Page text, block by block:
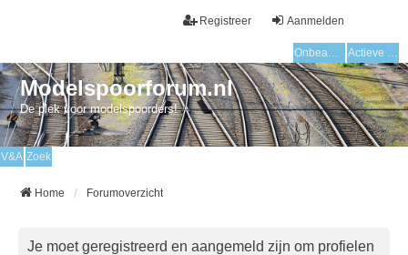
Aanmelden
Registreer
Onbeantwoorde onderwerpen Actieve onderwerpen
Modelspoorforum.nl
De plek voor modelspoorders!
V&A Zoek
Home Forumoverzicht
Je moet geregistreerd en aangemeld zijn om profielen